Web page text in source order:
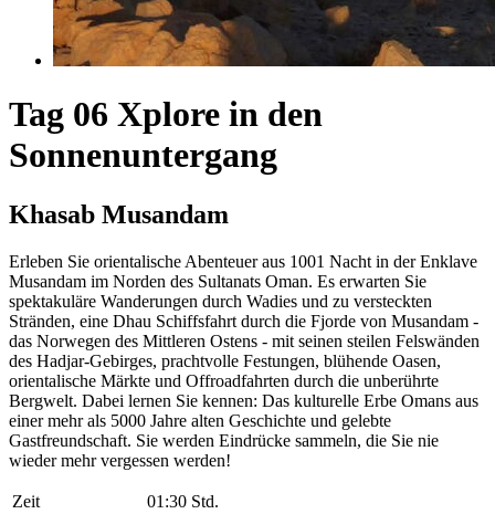
Tag 06 Xplore in den
Sonnenuntergang
Khasab Musandam
Erleben Sie orientalische Abenteuer aus 1001 Nacht in der Enklave
Musandam im Norden des Sultanats Oman. Es erwarten Sie
spektakuläre Wanderungen durch Wadies und zu versteckten
Stränden, eine Dhau Schiffsfahrt durch die Fjorde von Musandam -
das Norwegen des Mittleren Ostens - mit seinen steilen Felswänden
des Hadjar-Gebirges, prachtvolle Festungen, blühende Oasen,
orientalische Märkte und Offroadfahrten durch die unberührte
Bergwelt. Dabei lernen Sie kennen: Das kulturelle Erbe Omans aus
einer mehr als 5000 Jahre alten Geschichte und gelebte
Gastfreundschaft. Sie werden Eindrücke sammeln, die Sie nie
wieder mehr vergessen werden!
Zeit
01:30 Std.